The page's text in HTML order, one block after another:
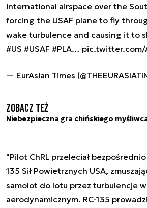
international airspace over the
forcing the USAF plane to fly
wake turbulence and causing it to
#US #USAF #PLA… pic.twitter.com/
— EurAsian Times
Zobacz też
Niebezpieczna gra chińskiego
"Pilot ChRL przeleciał
135 Sił Powietrznych USA,
samolot do lotu przez turbulencje
aerodynamicznym. RC-135